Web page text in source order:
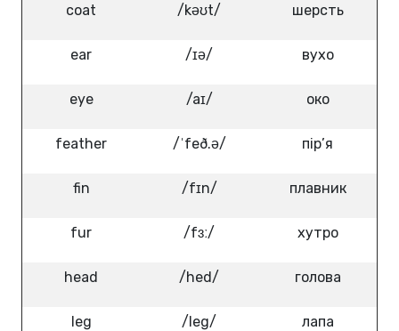
coat /kəʊt/ шерсть
ear /ɪə/ вухо
eye /aɪ/ око
feather /ˈfeð.ə/ пір’я
fin /fɪn/ плавник
fur /fɜː/ хутро
head /hed/ голова
leg /leg/ лапа